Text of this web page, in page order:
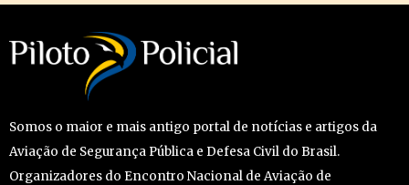
Somos o maior e mais antigo portal de notícias e artigos da
Aviação de Segurança Pública e Defesa Civil do Brasil.
Organizadores do Encontro Nacional de Aviação de